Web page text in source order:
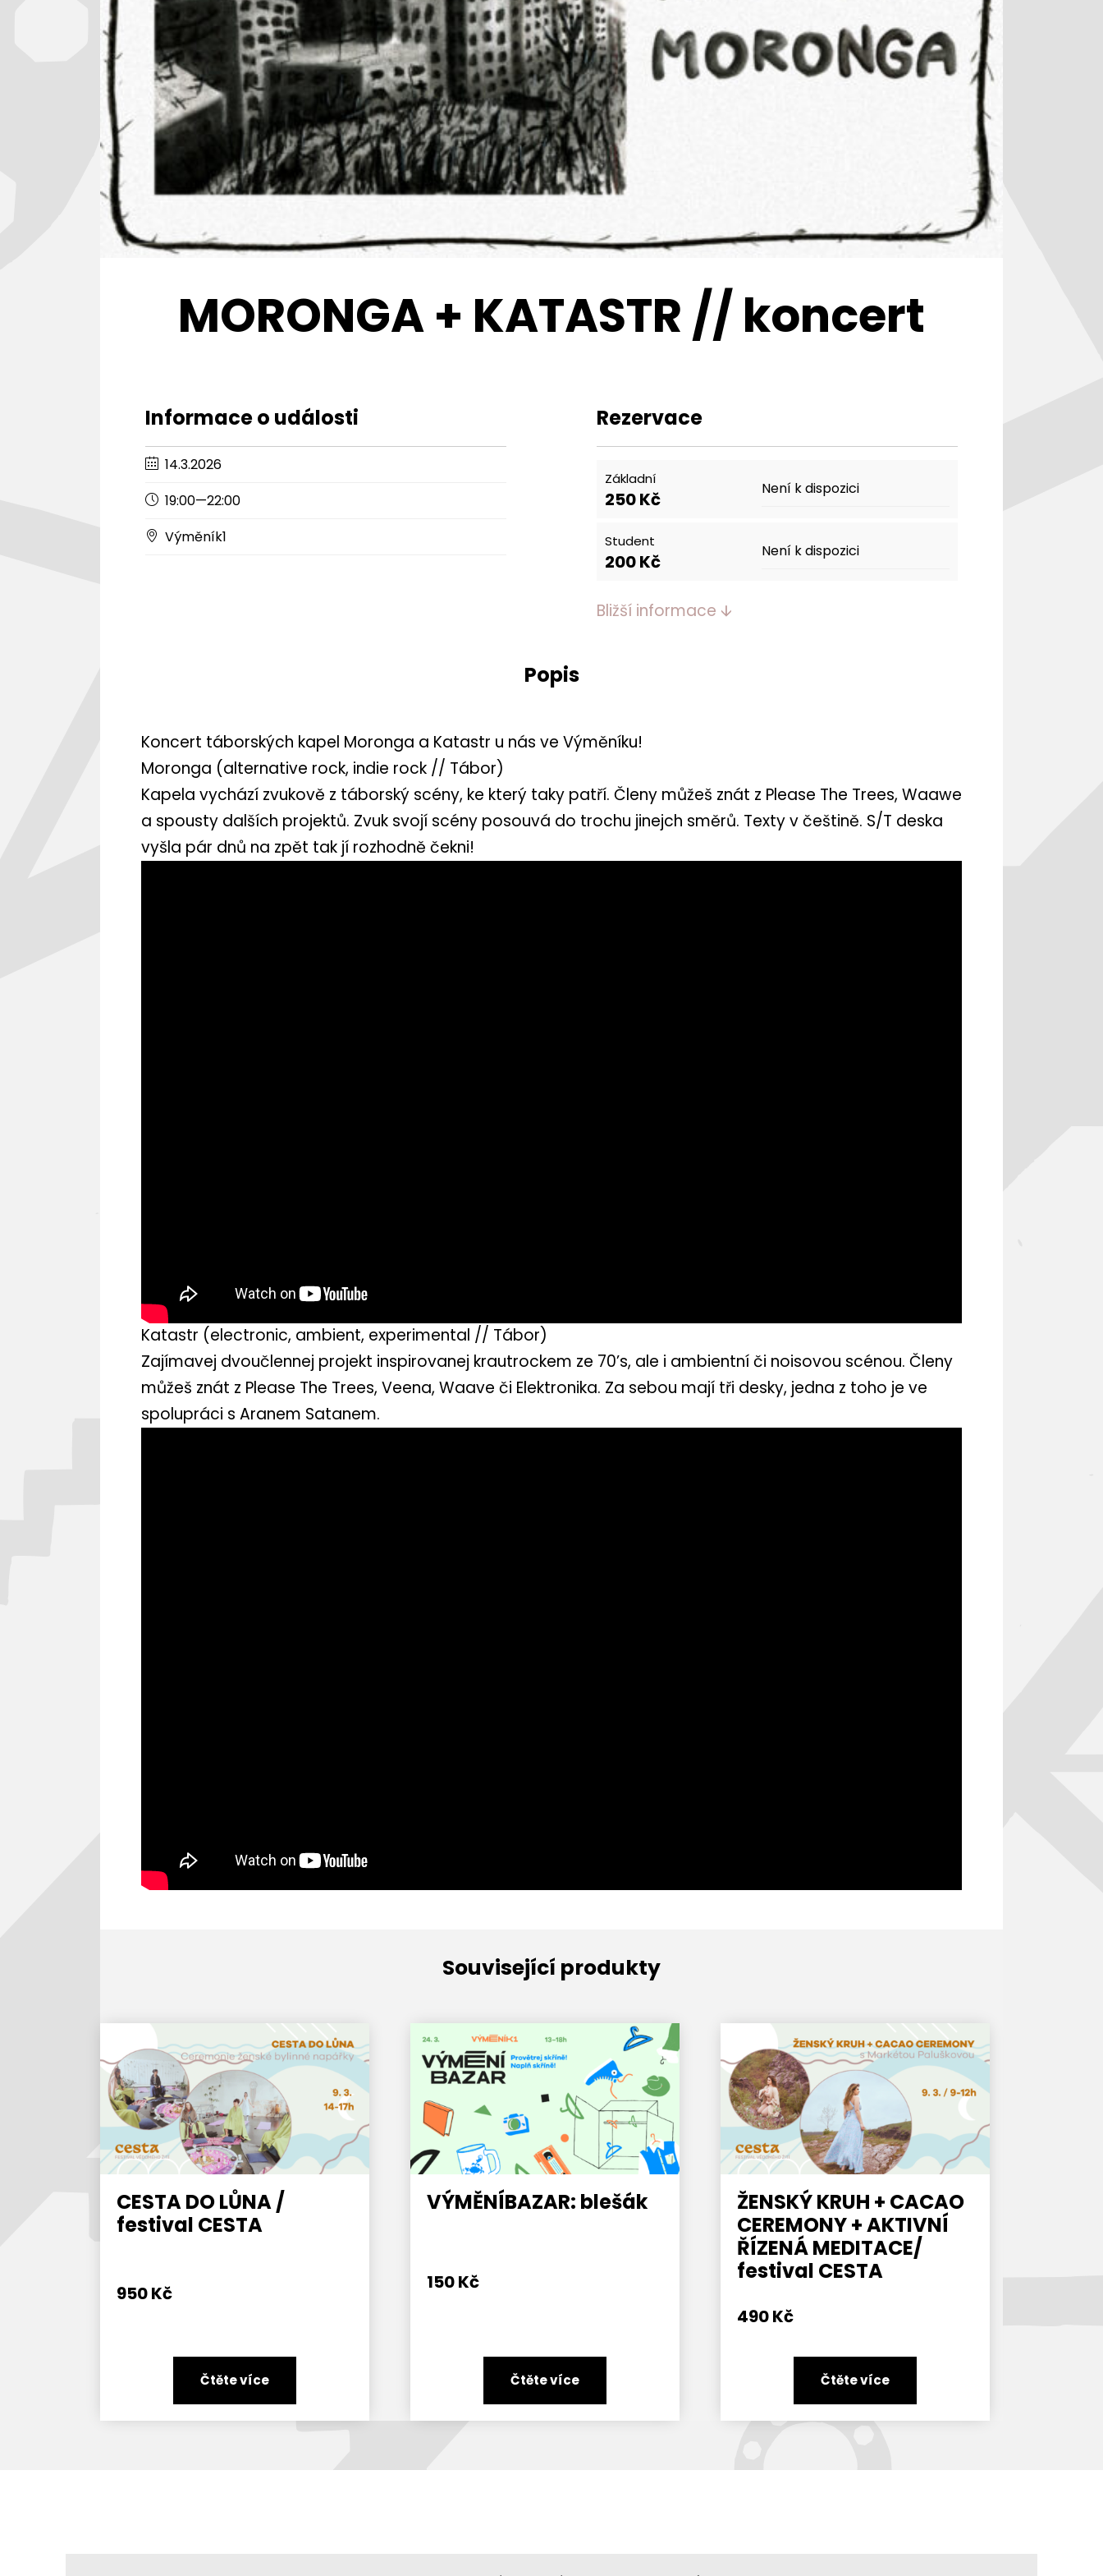
MORONGA + KATASTR // koncert
Informace o události
14.3.2026
19:00—22:00
Výměník1
Rezervace
Základní
250Kč Není k dispozici
Student
200Kč Není k dispozici
Bližší informace 🡫
Popis
Koncert táborských kapel Moronga a Katastr u nás ve Výměníku!
Moronga (alternative rock, indie rock // Tábor)
Kapela vychází zvukově z táborský scény, ke který taky patří. Členy můžeš znát z Please The Trees, Waawe
a spousty dalších projektů. Zvuk svojí scény posouvá do trochu jinejch směrů. Texty v češtině. S/T deska
vyšla pár dnů na zpět tak jí rozhodně čekni!
Katastr (electronic, ambient, experimental // Tábor)
Zajímavej dvoučlennej projekt inspirovanej krautrockem ze 70’s, ale i ambientní či noisovou scénou. Členy
můžeš znát z Please The Trees, Veena, Waave či Elektronika. Za sebou mají tři desky, jedna z toho je ve
spolupráci s Aranem Satanem.
Související produkty
CESTA DO LŮNA /
festival CESTA
950Kč
Čtěte více
VÝMĚNÍBAZAR: blešák
150Kč
Čtěte více
ŽENSKÝ KRUH + CACAO
CEREMONY + AKTIVNÍ
ŘÍZENÁ MEDITACE/
festival CESTA
490Kč
Čtěte více